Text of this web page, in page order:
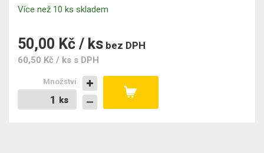
Více než 10 ks skladem
50,00 Kč / ks bez DPH
60,50 Kč / ks s DPH
ks
ks
Množství